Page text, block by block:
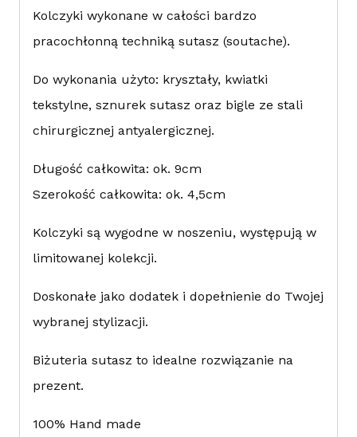
Kolczyki wykonane w całości bardzo
pracochłonną techniką sutasz (soutache).
Do wykonania użyto: kryształy, kwiatki
tekstylne, sznurek sutasz oraz bigle ze stali
chirurgicznej antyalergicznej.
Długość całkowita: ok. 9cm
Szerokość całkowita: ok. 4,5cm
Kolczyki są wygodne w noszeniu, występują w
limitowanej kolekcji.
Doskonałe jako dodatek i dopełnienie do Twojej
wybranej stylizacji.
Biżuteria sutasz to idealne rozwiązanie na
prezent.
100% Hand made